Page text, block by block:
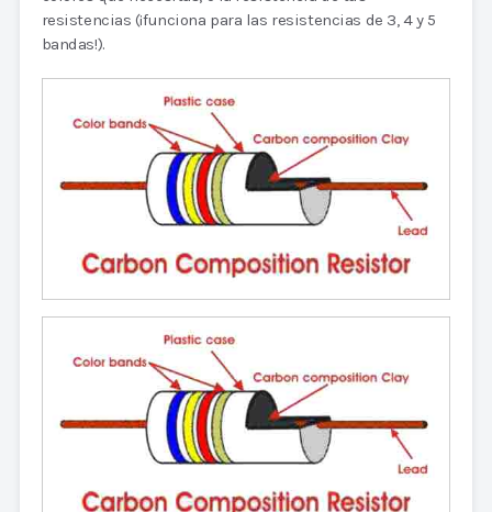
resistencias (¡funciona para las resistencias de 3, 4 y 5
bandas!).